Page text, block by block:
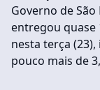
Governo de
entregou quase
nesta terça
pouco mais de